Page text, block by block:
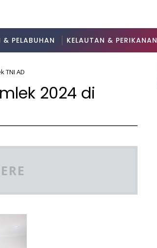
& PELABUHAN KELAUTAN & PERIKANAN
TNI AD
2024 di